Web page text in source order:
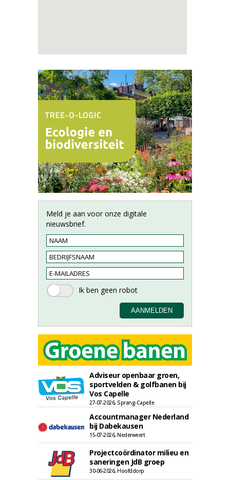
Meld je aan voor onze digitale
nieuwsbrief.
Adviseur openbaar groen,
sportvelden & golfbanen bij
Vos Capelle
27-07-2026, Sprang-Capelle
Accountmanager Nederland
bij Dabekausen
15-07-2026, Nederweert
Projectcoördinator milieu en
saneringen JdB groep
30-06-2026, Hoofddorp